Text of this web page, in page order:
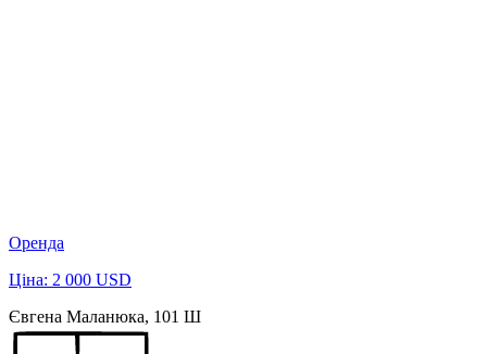
Оренда
Ціна: 2 000 USD
Євгена Маланюка, 101 Ш